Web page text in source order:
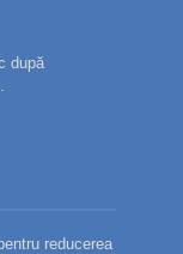
după
reducerea